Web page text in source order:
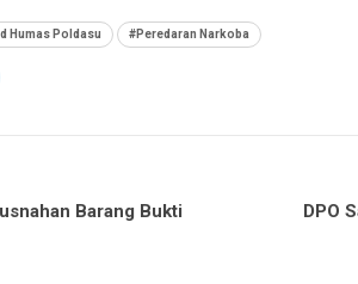
Humas Poldasu #Peredaran Narkoba
Barang Bukti DPO